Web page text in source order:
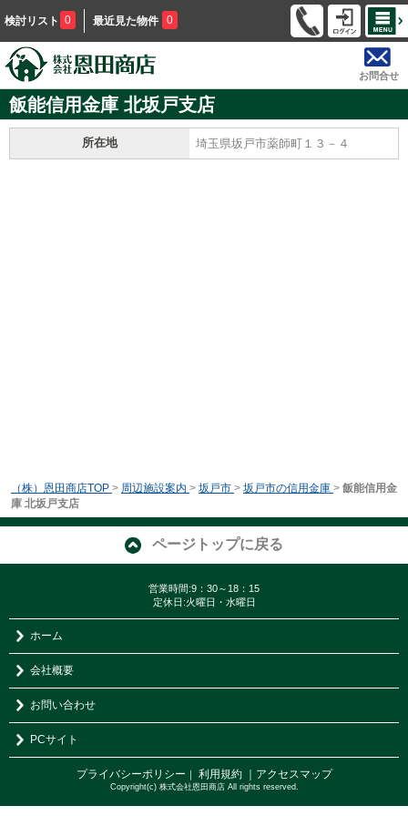
検討リスト 0 最近見た物件 0
お問合せ
飯能信用金庫 北坂戸支店
所在地 埼玉県坂戸市薬師町１３－４
（株）恩田商店TOP > 周辺施設案内 > 坂戸市 > 坂戸市の信用金庫 > 飯能信用金
庫 北坂戸支店
ページトップに戻る
営業時間:9：30～18：15
定休日:火曜日・水曜日
ホーム
会社概要
お問い合わせ
PCサイト
プライバシーポリシー ｜ 利用規約 ｜アクセスマップ
Copyright(c) 株式会社恩田商店 All rights reserved.